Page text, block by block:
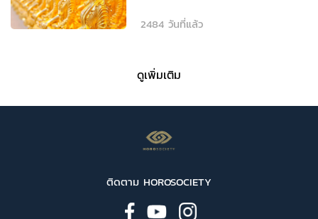
ศึกษา
2484 วันที่แล้ว
ดูเพิ่มเติม
ติดตาม HOROSOCIETY